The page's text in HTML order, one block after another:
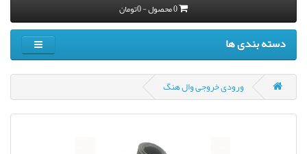
0 محصول - 0تومان
دسته بندی ها
ورودی خروجی وال هنگ